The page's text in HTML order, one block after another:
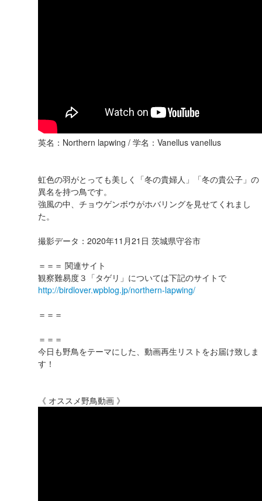
英名：Northern lapwing / 学名：Vanellus vanellus
虹色の羽がとっても美しく「冬の貴婦人」「冬の貴公子」の
異名を持つ鳥です。
強風の中、チョウゲンボウがホバリングを見せてくれまし
た。
撮影データ：2020年11月21日 茨城県守谷市
＝＝＝ 関連サイト
観察難易度３「タゲリ」については下記のサイトで
http://birdlover.wpblog.jp/northern-lapwing/
＝＝＝
＝＝＝
今日も野鳥をテーマにした、動画再生リストをお届け致しま
す！
《 オススメ野鳥動画 》